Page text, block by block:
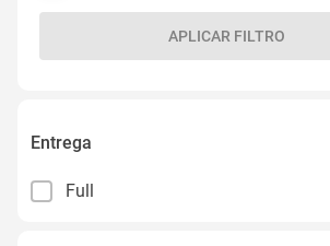
APLICAR FILTRO
Entrega
Full